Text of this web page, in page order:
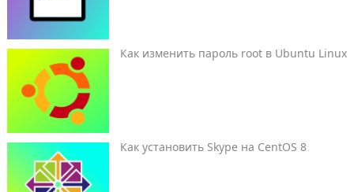
Как изменить пароль root в Ubuntu Linux
Как установить Skype на CentOS 8